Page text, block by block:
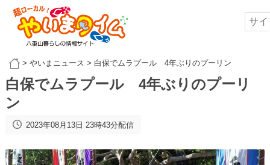
> やいまニュース > 白保でムラプール 4年ぶりのプーリン
白保でムラプール 4年ぶりのプーリ
ン
2023年08月13日 23時43分配信